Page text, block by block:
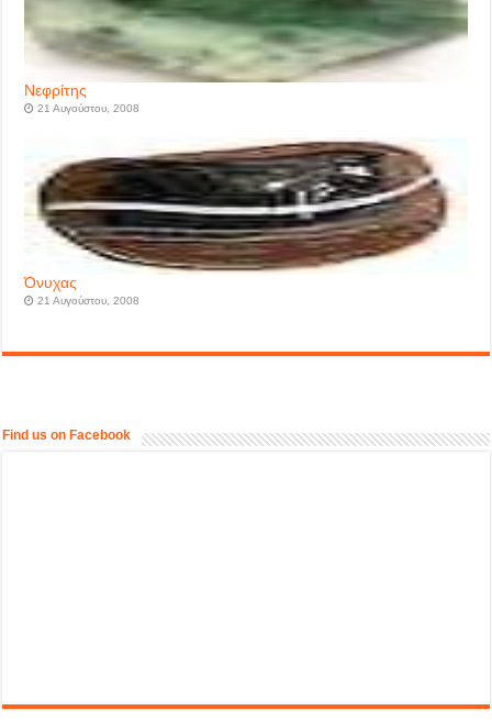
Νεφρίτης
21 Αυγούστου, 2008
Όνυχας
21 Αυγούστου, 2008
Find us on Facebook